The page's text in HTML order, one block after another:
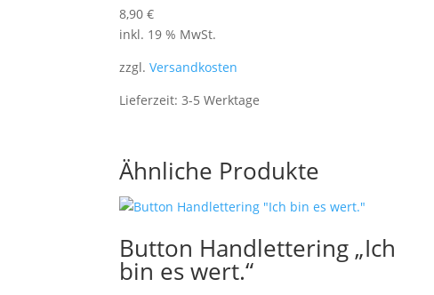
8,90€
inkl. 19 % MwSt.
zzgl.Versandkosten
Lieferzeit:3-5 Werktage
Ähnliche Produkte
Button Handlettering „Ich
bin es wert.“